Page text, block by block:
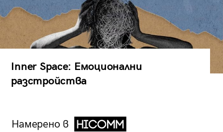
Inner Space: Емоционални
разстройства
Намерено в